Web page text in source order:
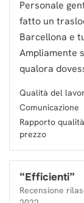
Personale
fatto un
Barcellona e
Ampliamente
qualora
Qualità del
Comunicazione
Rapporto
prezzo
“Efficienti”
Recensione